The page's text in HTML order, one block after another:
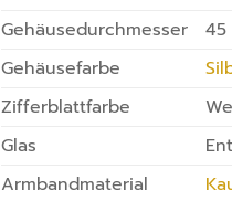
Gehäusedurchmesser
45
Gehäusefarbe
Zifferblattfarbe
Glas
Armbandmaterial